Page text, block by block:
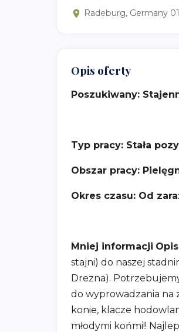
Radeburg, Germany
Opis oferty
Poszukiwany:
Typ pracy: Stała
Obszar pracy:
Okres czasu: Od
Mniej informacji
stajni) do naszej
Drezna).
do wyprowadzania na
konie, klacze
młodymi końmi!!